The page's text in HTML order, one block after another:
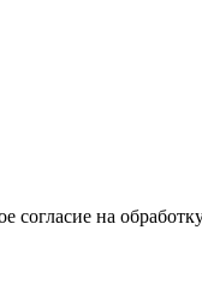
согласие на